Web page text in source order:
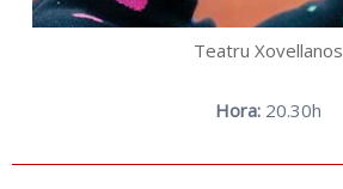
Teatru Xovellanos
Hora:20.30h